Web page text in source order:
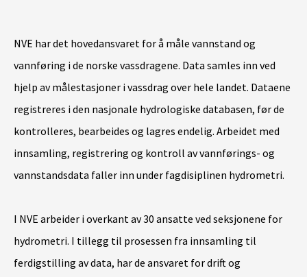
NVE har det hovedansvaret for å måle vannstand og
vannføring i de norske vassdragene. Data samles inn ved
hjelp av målestasjoner i vassdrag over hele landet. Dataene
registreres i den nasjonale hydrologiske databasen, før de
kontrolleres, bearbeides og lagres endelig. Arbeidet med
innsamling, registrering og kontroll av vannførings- og
vannstandsdata faller inn under fagdisiplinen hydrometri.
I NVE arbeider i overkant av 30 ansatte ved seksjonene for
hydrometri. I tillegg til prosessen fra innsamling til
ferdigstilling av data, har de ansvaret for drift og